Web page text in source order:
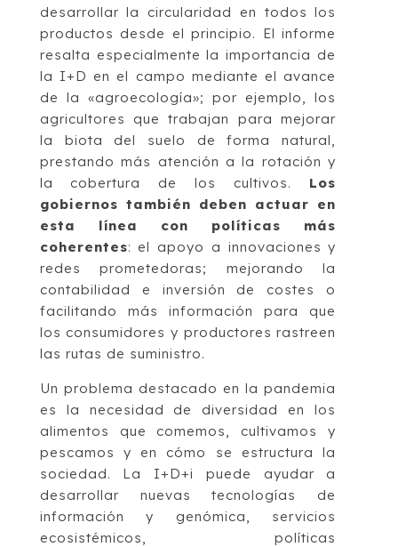
desarrollar la circularidad en todos los
productos desde el principio. El informe
resalta especialmente la importancia de
la I+D en el campo mediante el avance
de la «agroecología»; por ejemplo, los
agricultores que trabajan para mejorar
la biota del suelo de forma natural,
prestando más atención a la rotación y
la cobertura de los cultivos. Los
gobiernos también deben actuar en
esta línea con políticas más
coherentes: el apoyo a innovaciones y
redes prometedoras; mejorando la
contabilidad e inversión de costes o
facilitando más información para que
los consumidores y productores rastreen
las rutas de suministro.
Un problema destacado en la pandemia
es la necesidad de diversidad en los
alimentos que comemos, cultivamos y
pescamos y en cómo se estructura la
sociedad. La I+D+i puede ayudar a
desarrollar nuevas tecnologías de
información y genómica, servicios
ecosistémicos, políticas